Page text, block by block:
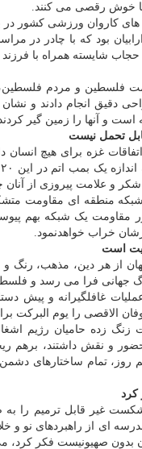
خوش رقصی می کنند.
کاروان ورزشی کشور در
بود که با چادر در
حجاب شایسته همراه با
فلسطین و مردم
دقیق انجام دادند و
و آنها را زمین گیر
تحمل نیست
غزه برای هیچ
شکر و علامت پیروزی از
منطقه ای مقاومت
مقاومت یک شبکه بهم
خراب خواهدنمود.
است
از هر دین، مذهب، رنگ و
جهانی فرا می رسد و
غافلگیرانه و پیش
الاقصی را یوم البرکت
زده حامیان رژیم
و نقش داشتند، برهم
روز، تمام ساختارهای
کرد
غیر قابل ترمیم را به
ای از راهبردهای نو و
بدون صهیونیست فکر کرد،